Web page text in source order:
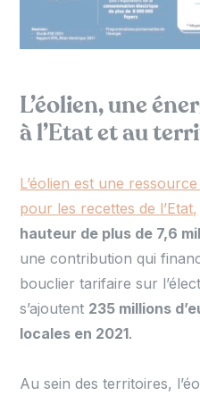
L’éolien, une
à l’Etat et au
L’éolien est une
pour les recettes de l’Etat,
hauteur de plus de 7,6
une contribution qui
bouclier tarifaire sur
s’ajoutent 235 millions
locales en 2021.
Au sein des territoires,